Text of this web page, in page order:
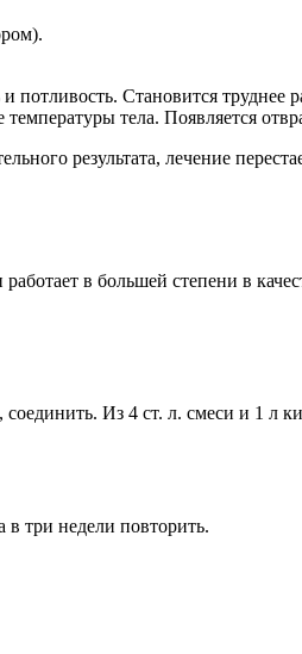
Становится
тела. Появляется
результата, лечение
в большей степени в
Из 4 ст. л. смеси и 1 л
в три недели повторить.